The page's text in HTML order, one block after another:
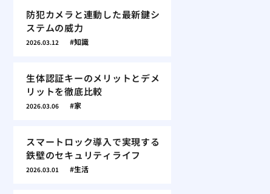
防犯カメラと連動した最新鍵シ
ステムの威力
2026.03.12 知識
生体認証キーのメリットとデメ
リットを徹底比較
2026.03.06 家
スマートロック導入で実現する
鉄壁のセキュリティライフ
2026.03.01 生活